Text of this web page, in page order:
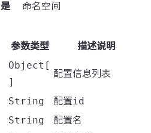
是 命名空间
参数类型 描述说明
Object[
]
配置信息列表
String 配置id
String
配置名